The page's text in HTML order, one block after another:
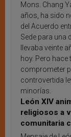
Mons. Chang
años, ha sido
del Acuerdo
Sede para una
llevaba veinte
hoy. Pero
comprometer
controvertida
minorías.
León XIV
religiosos a
comunitaria
inspiración y